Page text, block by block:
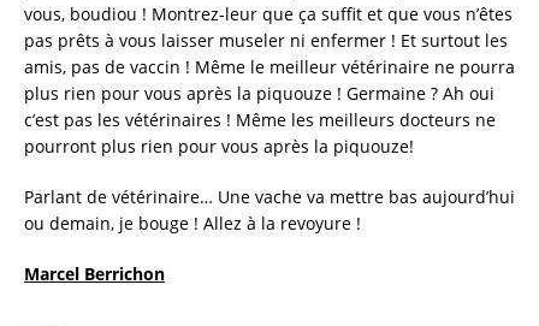
vous, boudiou ! Montrez-leur que ça suffit et que vous n’êtes
pas prêts à vous laisser museler ni enfermer ! Et surtout les
amis, pas de vaccin ! Même le meilleur vétérinaire ne pourra
plus rien pour vous après la piquouze ! Germaine ? Ah oui
c’est pas les vétérinaires ! Même les meilleurs docteurs ne
pourront plus rien pour vous après la piquouze!
Parlant de vétérinaire… Une vache va mettre bas aujourd’hui
ou demain, je bouge ! Allez à la revoyure !
Marcel Berrichon